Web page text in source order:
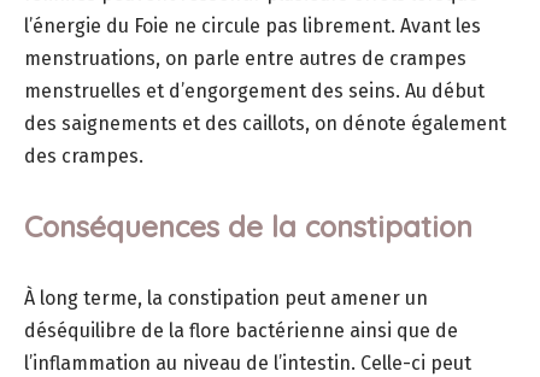
l’énergie du Foie ne circule pas librement. Avant les
menstruations, on parle entre autres de crampes
menstruelles et d’engorgement des seins. Au début
des saignements et des caillots, on dénote également
des crampes.
Conséquences de la constipation
À long terme, la constipation peut amener un
déséquilibre de la flore bactérienne ainsi que de
l’inflammation au niveau de l’intestin. Celle-ci peut